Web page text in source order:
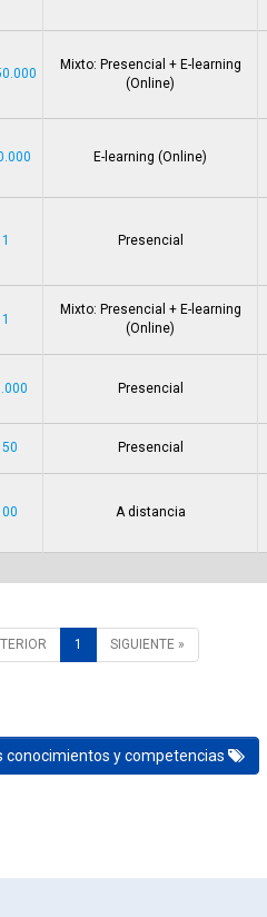
Mixto: Presencial + E-learning
(Online)
E-learning (Online)
Presencial
Mixto: Presencial + E-learning
(Online)
Presencial
Presencial
A distancia
1 SIGUIENTE »
conocimientos y competencias